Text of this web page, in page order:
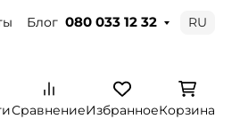
Блог 080 033 12 32 RU
СравнениеИзбранноеКорзина